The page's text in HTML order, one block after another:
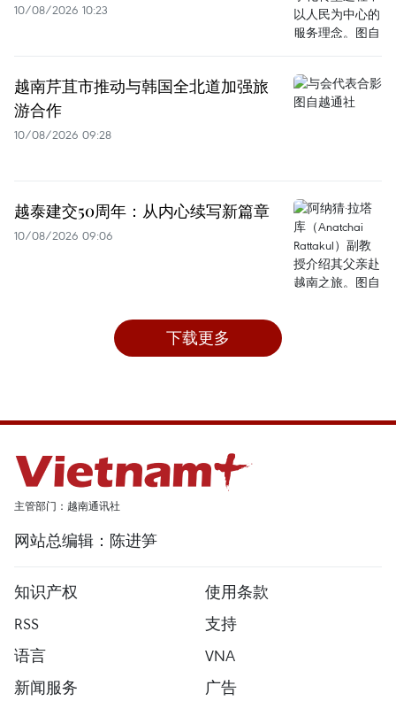
10/08/2026 10:23
越南芹苴市推动与韩国全北道加强旅
游合作
10/08/2026 09:28
越泰建交50周年：从内心续写新篇章
10/08/2026 09:06
下载更多
主管部门：越南通讯社
网站总编辑：陈进笋
知识产权
使用条款
RSS
支持
语言
VNA
新闻服务
广告